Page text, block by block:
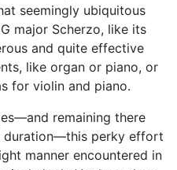
seemingly ubiquitous
major Scherzo, like its
and quite effective
like organ or piano, or
for violin and piano.
remaining there
duration—this perky effort
manner encountered in